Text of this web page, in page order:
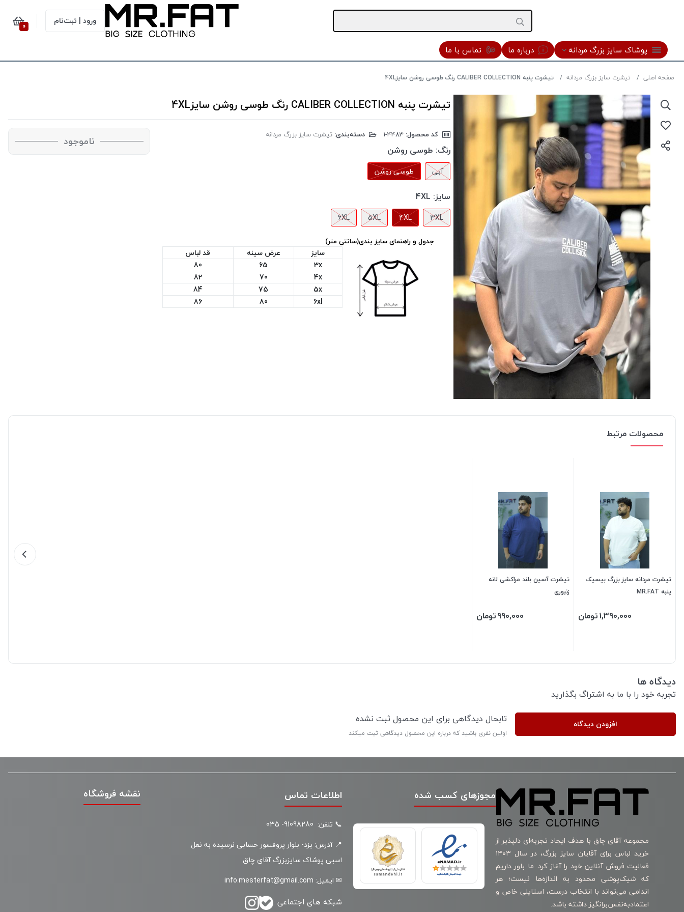
ورود | ثبت‌نام 0
پوشاک سایز بزرگ مردانه درباره ما تماس با ما
صفحه اصلی تیشرت سایز بزرگ مردانه تیشرت پنبه CALIBER COLLECTION رنگ طوسی روشن سایز4XL
تیشرت پنبه CALIBER COLLECTION رنگ طوسی روشن سایز4XL
کد محصول: دسته‌بندی: تیشرت سایز بزرگ مردانه
رنگ: طوسی روشن
آبی طوسی روشن
سایز: 4XL
3XL
4XL
5XL
6XL
جدول و راهنمای سایز بندی(سانتی متر)
سایز عرض سینه
قد لباس
3x
65
80
4x
70
82
5x
75
84
6xl
80
86
ناموجود
محصولات مرتبط
تیشرت مردانه سایز بزرگ بیسیک
پنبه MR.FAT
1,390,000تومان
تیشرت آسین بلند مراکشی لانه
زنبوری
990,000تومان
دیدگاه ها
تجربه خود را با ما به اشتراگ بگذارید
افزودن دیدگاه تابحال دیدگاهی برای این محصول ثبت نشده
اولین نفری باشید که درباره این محصول دیدگاهی ثبت میکند
مجموعه آقای چاق با هدف ایجاد تجربه‌ای دلپذیر از
خرید لباس برای آقایان سایز بزرگ، در سال ۱۴۰۳
فعالیت فروش آنلاین خود را آغاز کرد. ما باور داریم
که شیک‌پوشی محدود به اندازه‌ها نیست؛ هر
اندامی می‌تواند با انتخاب درست، استایلی خاص و
اعتمادبه‌نفس‌برانگیز داشته باشد.
مجوزهای کسب شده اطلاعات تماس
📞 تلفن: 91098280- 035
📍 آدرس: یزد- بلوار پروفسور حسابی نرسیده به نعل
اسبی پوشاک سایزبزرگ آقای چاق
✉ ایمیل: info.mesterfat@gmail.com
شبکه های اجتماعی :
نقشه فروشگاه